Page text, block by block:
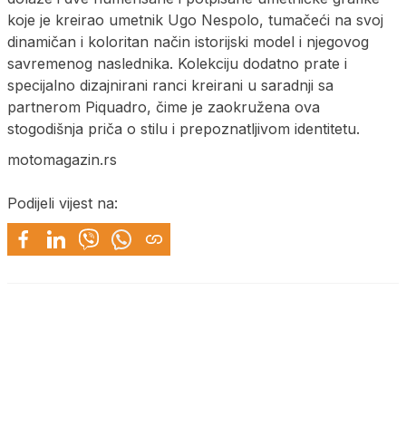
koje je kreirao umetnik Ugo Nespolo, tumačeći na svoj
dinamičan i koloritan način istorijski model i njegovog
savremenog naslednika. Kolekciju dodatno prate i
specijalno dizajnirani ranci kreirani u saradnji sa
partnerom Piquadro, čime je zaokružena ova
stogodišnja priča o stilu i prepoznatljivom identitetu.
motomagazin.rs
Podijeli vijest na: